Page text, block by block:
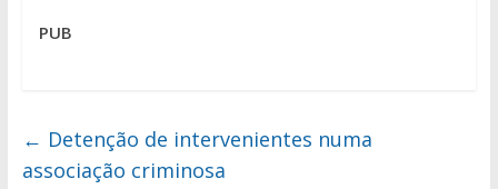
PUB
← Detenção de intervenientes numa
associação criminosa